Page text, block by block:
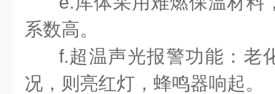
系数高。
f.超温声光报警功能：老
况，则亮红灯，蜂鸣器响起。